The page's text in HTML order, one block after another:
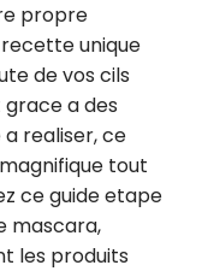
propre
unique
de vos cils
a des
a realiser, ce
tout
ce guide etape
mascara,
les produits